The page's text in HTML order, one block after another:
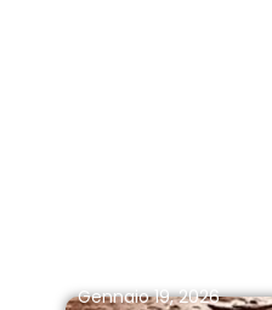
Gennaio 19, 2026